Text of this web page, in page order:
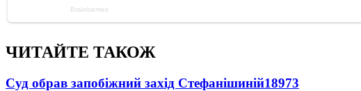
ЧИТАЙТЕ ТАКОЖ
Суд обрав запобіжний захід Стефанішиній18973